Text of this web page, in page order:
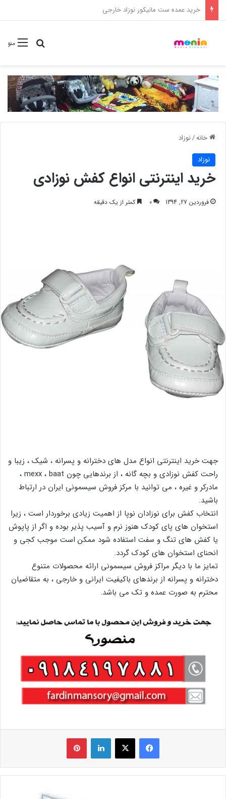
خرید شامپو سر و بدن 500 میل کودک موستلا
منوجستجو
خانه/نوزاد
نوزاد
خرید اینترنتی انواع کفش نوزادی
فروردین 27, 1394 0 کمتر از یک دقیقه
جهت خرید اینترنتی انواع مدل های دخترانه و پسرانه ، شیک ، زیبا و
راحت کفش نوزادی و بچه گانه ، از برندهایی چون mexx ، baat ،
مادرکر و غیره ، می توانید با مرکز فروش سیسمونی ایران در ارتباط
باشید.
انتخاب کفش برای نوزادان نوپا از اهمیت زیادی برخوردار است ، زیرا
استخوان های پای کودک هنوز نرم و آسیب پذیر بوده و اگر از پاپوش
یا کفش های تنگ و سفت استفاده شود ممکن است موجب کجی و
انحنای استخوان های کودک گردد.
تمایز ما با دیگر مراکز فروش سیسمونی ارائه محصولات متنوع
دخترانه و پسرانه از برندهای باکیفیت ایرانی و خارجی ، به متقاضیان
محترم به صورت عمده و تک می باشد.
فیس بوک X لینکدین ‫پین‌ترست